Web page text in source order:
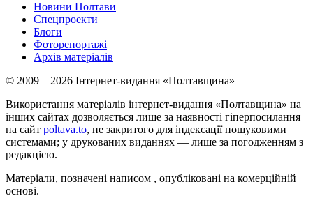
Новини Полтави
Спецпроекти
Блоги
Фоторепортажі
Архів матеріалів
© 2009 – 2026 Інтернет-видання «Полтавщина»
Використання матеріалів інтернет-видання «Полтавщина» на
інших сайтах дозволяється лише за наявності гіперпосилання
на сайт poltava.to, не закритого для індексації пошуковими
системами; у друкованих виданнях — лише за погодженням з
редакцією.
Матеріали, позначені написом , опубліковані на комерційній
основі.